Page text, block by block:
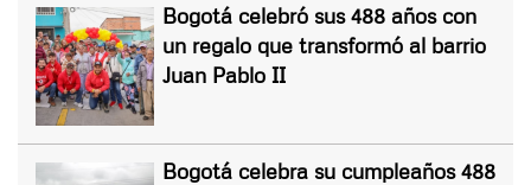
Bogotá celebró sus 488 años con
un regalo que transformó al barrio
Juan Pablo II
Bogotá celebra su cumpleaños 488